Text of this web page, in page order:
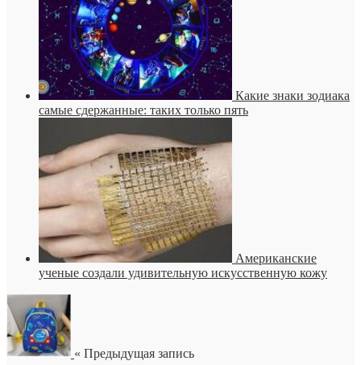
Какие знаки зодиака
самые сдержанные: таких только пять
Американские
ученые создали удивительную искусственную кожу
« Предыдущая запись